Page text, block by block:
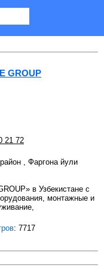
GROUP
21 72
, Фаргона йули
в Узбекистане с
монтажные и
: 7717